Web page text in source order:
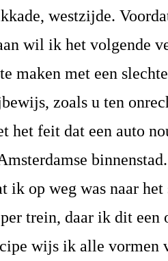
westzijde.
wil ik het volgende
maken met een
zoals u ten
het feit dat een auto
ik op weg was naar
trein, daar ik dit een
wijs ik alle vormen